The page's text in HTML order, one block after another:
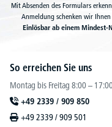
Mit Absenden des Formulars
Anmeldung schenken wir
Einlösbar ab einem
So erreichen Sie uns
Montag bis Freitag 8:00 –
+49 2339 / 909 850
+49 2339 / 909 501